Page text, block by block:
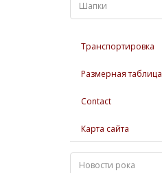
Шапки
Транспортировка
Размерная таблица
Contact
Карта сайта
Новости рока